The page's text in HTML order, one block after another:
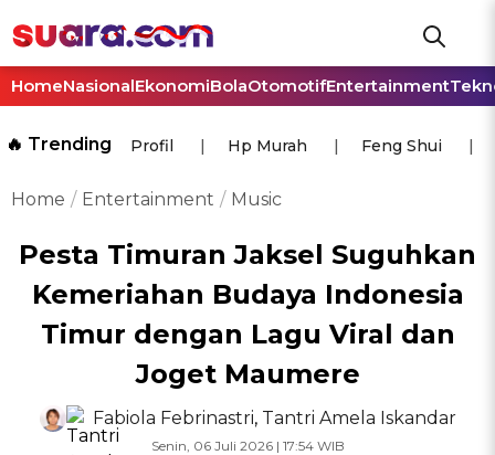
HomeNasionalEkonomiBolaOtomotifEntertainment
🔥 Trending Profil Hp Murah Feng Shui
Home Entertainment Music
Pesta Timuran Jaksel Suguhkan
Kemeriahan Budaya Indonesia
Timur dengan Lagu Viral dan
Joget Maumere
Fabiola Febrinastri, Tantri Amela Iskandar
Senin, 06 Juli 2026 | 17:54 WIB